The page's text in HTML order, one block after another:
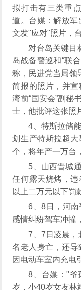
拟打击有三类重
道。台媒：解放
文发"应对"照片，
对台岛关键目
岛战备警巡和“联
称，民进党当局领
简报的照片，并
湾前“国安会”副秘
士，他批评这张照
4、特斯拉储
划生产特斯拉超
个，将年产一万台
5、山西晋城
任何露天烧烤，
以上二万元以下罚
6、8日，河
感情纠纷驾车冲撞
7、7日凌晨，
名老人身亡，还
因电动车室内充电
8、台媒："爷
岁，小40岁女友林